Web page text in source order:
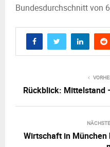
Bundesdurchschnitt von
Rückblick: Mittelstand
Wirtschaft in